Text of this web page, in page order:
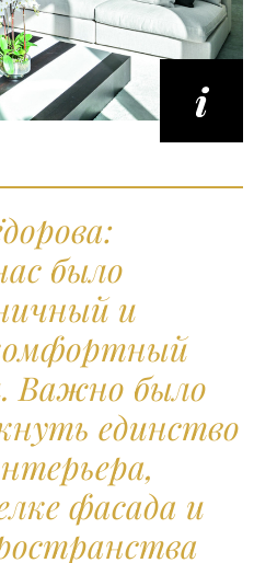
было
и
Важно было
единство
фасада и